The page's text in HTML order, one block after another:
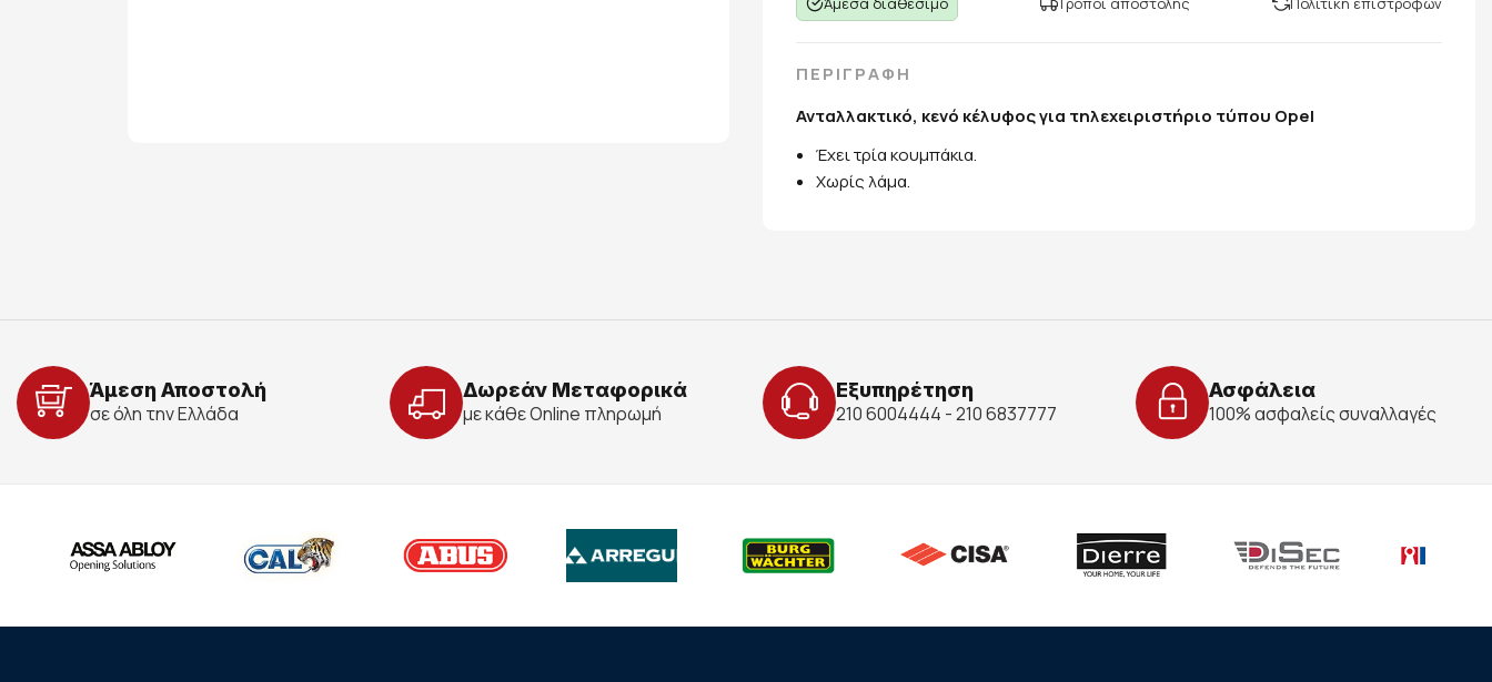
ΠΕΡΙΓΡΑΦΗ
Ανταλλακτικό, κενό κέλυφος για τηλεχειριστήριο τύπου Opel
Έχει τρία κουμπάκια.
Χωρίς λάμα.
Άμεση Αποστολή
σε όλη την Ελλάδα
Δωρεάν Μεταφορικά
με κάθε Online πληρωμή
Εξυπηρέτηση
210 6004444 - 210 6837777
Ασφάλεια
100% ασφαλείς συναλλαγές